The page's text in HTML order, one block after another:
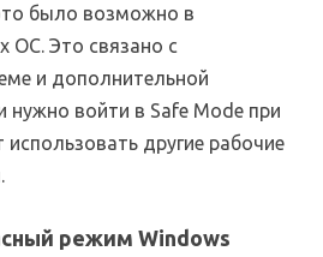
было возможно в
ОС. Это связано с
и дополнительной
нужно войти в Safe Mode при
использовать другие рабочие
режим Windows